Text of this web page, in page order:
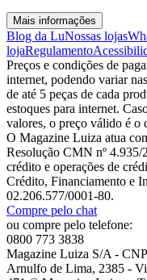
Mais informações
Blog da LuNossas lojas
lojaRegulamento
Preços e condições de
internet, podendo variar
de até 5 peças de cada
estoques para internet.
valores, o preço válido é o
O Magazine Luiza atua
Resolução CMN nº 4.935/
crédito e operações de
Crédito, Financiamento e
02.206.577/0001-80.
Compre pelo chat
ou compre pelo telefone:
0800 773 3838
Magazine Luiza S/A -
Arnulfo de Lima, 2385 -